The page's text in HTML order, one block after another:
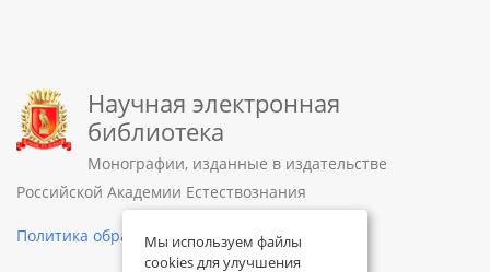
Научная электронная
библиотека
Монографии, изданные в издательстве
Российской Академии Естествознания
Политика обработки персональных данных
Мы используем файлы
cookies для улучшения